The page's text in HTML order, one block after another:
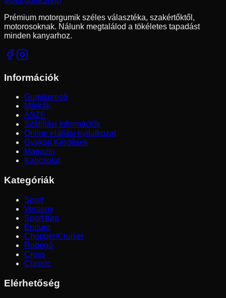
Prémium motorgumik széles választéka, szakértőktől,
motorosoknak. Nálunk megtalálod a tökéletes tapadást
minden kanyarhoz.
Információk
Gumikereső
Márkák
ÁSZF
Szállítási Információk
Online elállási nyilatkozat
Gyakori Kérdések
Magazin
Kapcsolat
Kategóriák
Sport
Verseny
Sport túra
Enduro
Chopper/Cruiser
Robogó
Cross
Classic
Elérhetőség